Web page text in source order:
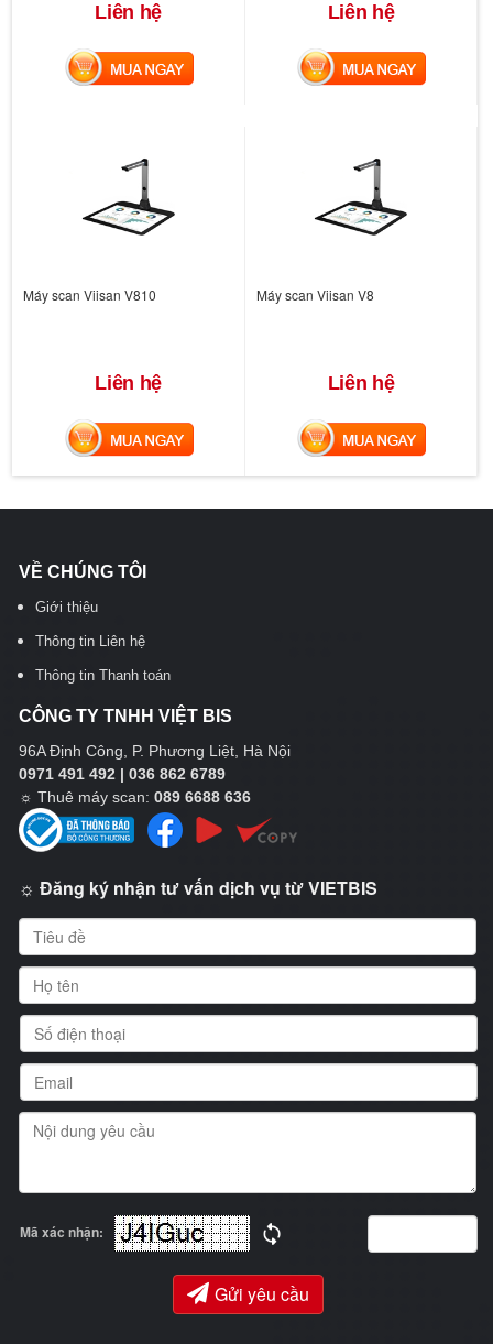
Liên hệ
MUA NGAY
Liên hệ
MUA NGAY
Máy scan Viisan V810
Liên hệ
MUA NGAY
Máy scan Viisan V8
Liên hệ
MUA NGAY
VỀ CHÚNG TÔI
Giới thiệu
Thông tin Liên hệ
Thông tin Thanh toán
CÔNG TY TNHH VIỆT BIS
96A Định Công, P. Phương Liệt, Hà Nội
0971 491 492 | 036 862 6789
☼ Thuê máy scan: 089 6688 636
☼ Đăng ký nhận tư vấn dịch vụ từ VIETBIS
Mã xác nhận:
Gửi yêu cầu